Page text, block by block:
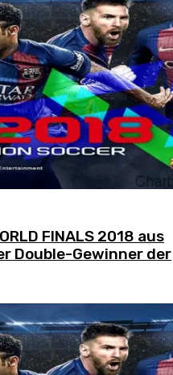
FINALS 2018 aus
Double-Gewinner der